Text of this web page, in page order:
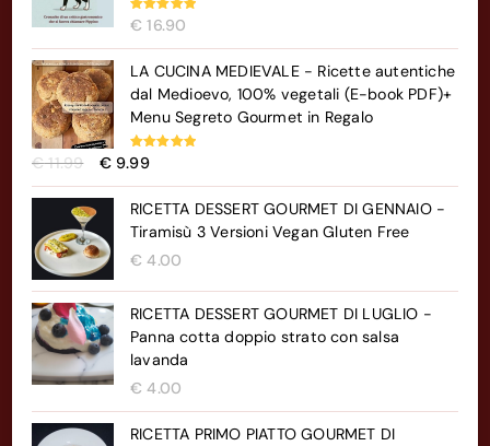
Valutato
5.00 su 5
€ 16.90
LA CUCINA MEDIEVALE - Ricette autentiche
dal Medioevo, 100% vegetali (E-book PDF)+
Menu Segreto Gourmet in Regalo
Valutato
5.00
€11.99
prezzo
originale
era:
€ 11.99.
€9.99Il
prezzo
attuale
è:
€ 9.99.
RICETTA DESSERT GOURMET DI GENNAIO -
Tiramisù 3 Versioni Vegan Gluten Free
€ 4.00
RICETTA DESSERT GOURMET DI LUGLIO -
Panna cotta doppio strato con salsa
lavanda
€ 4.00
RICETTA PRIMO PIATTO GOURMET DI